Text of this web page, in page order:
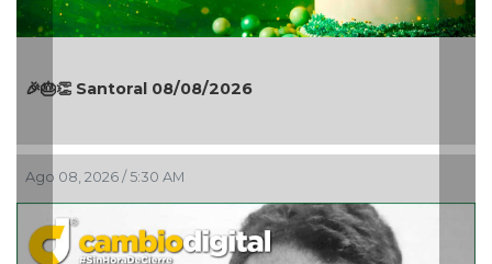
Manuel Turizo y Nicho Hinojosa en el Festival del
Ago 07, 2026 / 11:36 PM